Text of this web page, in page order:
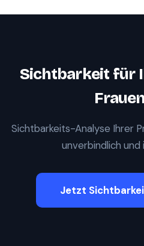
Sichtbarkeit für
Sichtbarkeits-Analyse Ihrer
unverbindlich und
Jetzt